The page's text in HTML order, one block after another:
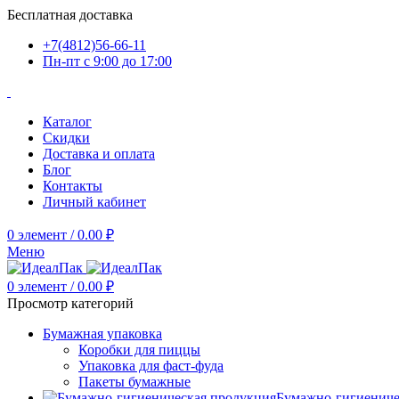
Бесплатная доставка
+7(4812)56-66-11
Пн-пт c 9:00 до 17:00
Каталог
Скидки
Доставка и оплата
Блог
Контакты
Личный кабинет
0 элемент / 0.00 ₽
Меню
0 элемент / 0.00 ₽
Просмотр категорий
Бумажная упаковка
Коробки для пиццы
Упаковка для фаст-фуда
Пакеты бумажные